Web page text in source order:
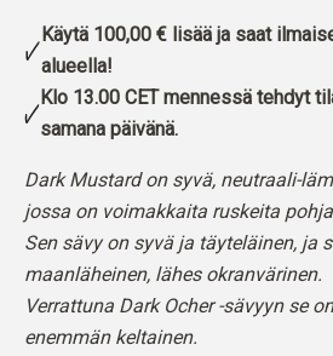
Käytä 100,00 € lisää ja saat
alueella!
Klo 13.00 CET mennessä tehdyt
samana päivänä.
Dark Mustard on syvä, neutraali-
jossa on voimakkaita ruskeita
Sen sävy on syvä ja täyteläinen, ja
maanläheinen, lähes okranvärinen.
Verrattuna Dark Ocher -sävyyn se
enemmän keltainen.